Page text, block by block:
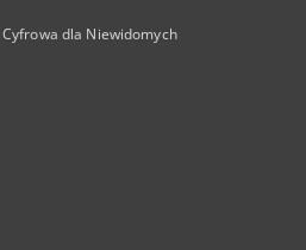
dla Niewidomych